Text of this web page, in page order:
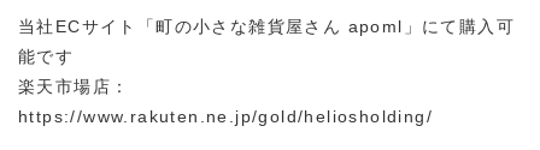
当社ECサイト「町の小さな雑貨屋さん apoml」にて購入可
能です
楽天市場店：
https://www.rakuten.ne.jp/gold/heliosholding/